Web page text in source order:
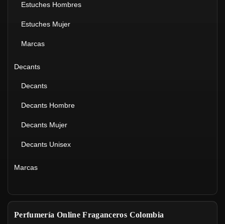
Estuches Hombres
Estuches Mujer
Marcas
Decants
Decants
Decants Hombre
Decants Mujer
Decants Unisex
Marcas
Perfumería Online Fraganceros Colombia